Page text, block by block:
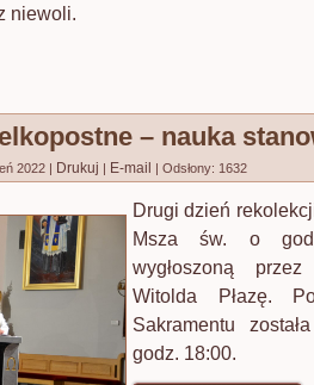
niewoli.
– nauka
2022 | Drukuj | E-mail | Odsłony: 1632
Drugi dzień
Msza św. o
wygłoszoną
Witolda Płazę.
Sakramentu
godz. 18:00.